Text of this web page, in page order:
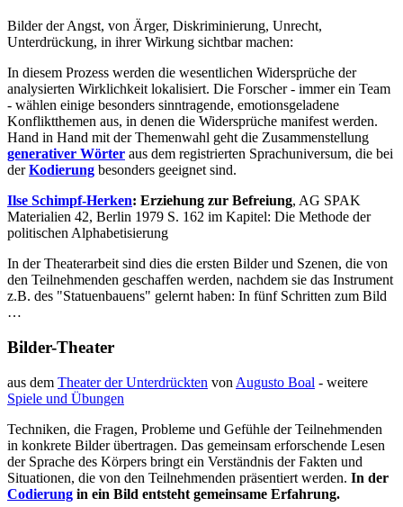
Bilder der Angst, von Ärger, Diskriminierung, Unrecht,
Unterdrückung, in ihrer Wirkung sichtbar machen:
In diesem Prozess werden die wesentlichen Widersprüche der
analysierten Wirklichkeit lokalisiert. Die Forscher - immer ein Team
- wählen einige besonders sinntragende, emotionsgeladene
Konfliktthemen aus, in denen die Widersprüche manifest werden.
Hand in Hand mit der Themenwahl geht die Zusammenstellung
generativer Wörter aus dem registrierten Sprachuniversum, die bei
derKodierung besonders geeignet sind.
Ilse Schimpf-Herken: Erziehung zur Befreiung, AG SPAK
Materialien 42, Berlin 1979 S. 162 im Kapitel: Die Methode der
politischen Alphabetisierung
In der Theaterarbeit sind dies die ersten Bilder und Szenen, die von
den Teilnehmenden geschaffen werden, nachdem sie das Instrument
z.B. des "Statuenbauens" gelernt haben: In fünf Schritten zum Bild
…
Bilder-Theater
aus dem Theater der Unterdrückten von Augusto Boal - weitere
Spiele und Übungen
Techniken, die Fragen, Probleme und Gefühle der Teilnehmenden
in konkrete Bilder übertragen. Das gemeinsam erforschende Lesen
der Sprache des Körpers bringt ein Verständnis der Fakten und
Situationen, die von den Teilnehmenden präsentiert werden. In der
Codierung in ein Bild entsteht gemeinsame Erfahrung.